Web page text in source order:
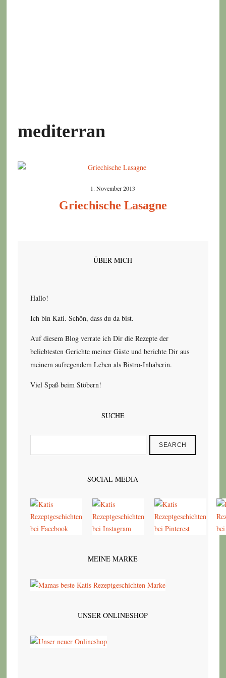
mediterran
1. November 2013
Griechische Lasagne
ÜBER MICH
Hallo!
Ich bin Kati. Schön, dass du da bist.
Auf diesem Blog verrate ich Dir die Rezepte der
beliebtesten Gerichte meiner Gäste und berichte Dir aus
meinem aufregendem Leben als Bistro-Inhaberin.
Viel Spaß beim Stöbern!
SUCHE
SEARCH
SOCIAL MEDIA
MEINE MARKE
UNSER ONLINESHOP